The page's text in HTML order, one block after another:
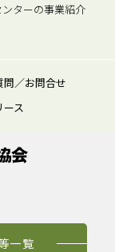
ターの事業紹介
問／お問合せ
ース
一覧